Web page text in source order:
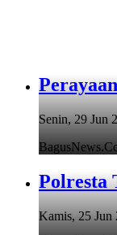
Senin, 29 Jun
Polresta
Kamis, 25